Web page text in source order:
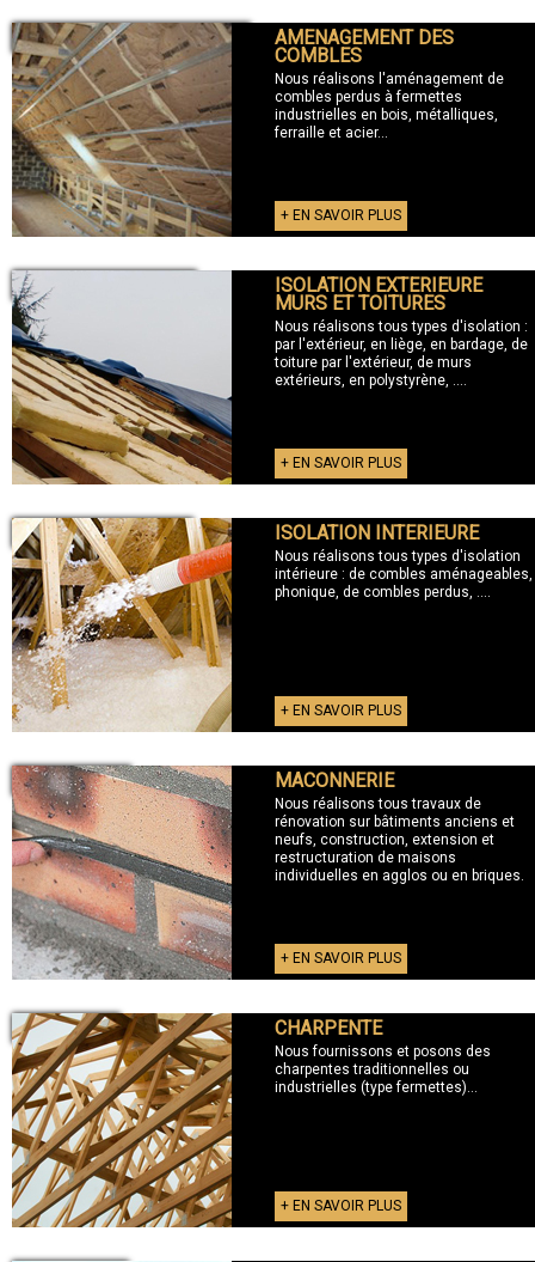
+ AMENAGEMENT DES COMBLES AMENAGEMENT DES
COMBLES
Nous réalisons l'aménagement de
combles perdus à fermettes
industrielles en bois, métalliques,
ferraille et acier...
+ EN SAVOIR PLUS
+ ISOLATION EXTERIEURE ISOLATION EXTERIEURE
MURS ET TOITURES
Nous réalisons tous types d'isolation :
par l'extérieur, en liège, en bardage, de
toiture par l'extérieur, de murs
extérieurs, en polystyrène, ....
+ EN SAVOIR PLUS
+ ISOLATION INTERIEURE ISOLATION INTERIEURE
Nous réalisons tous types d'isolation
intérieure : de combles aménageables,
phonique, de combles perdus, ....
+ EN SAVOIR PLUS
+ MACONNERIE MACONNERIE
Nous réalisons tous travaux de
rénovation sur bâtiments anciens et
neufs, construction, extension et
restructuration de maisons
individuelles en agglos ou en briques.
+ EN SAVOIR PLUS
+ CHARPENTE CHARPENTE
Nous fournissons et posons des
charpentes traditionnelles ou
industrielles (type fermettes)...
+ EN SAVOIR PLUS